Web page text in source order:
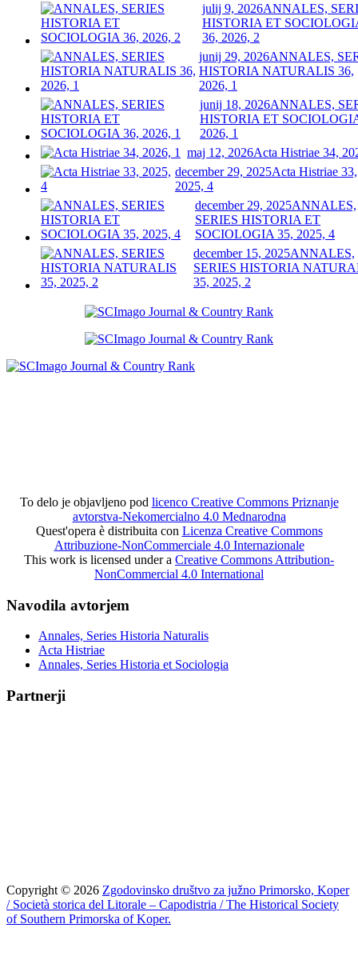
julij 9, 2026ANNALES,
HISTORIA ET
36, 2026, 2
junij 29, 2026ANNALES,
HISTORIA NATURALIS 36,
2026, 1
junij 18, 2026ANNALES,
HISTORIA ET
2026, 1
maj 12, 2026Acta Histriae 34,
december 29, 2025Acta Histriae 33,
2025, 4
december 29, 2025ANNALES,
SERIES HISTORIA ET
SOCIOLOGIA 35, 2025, 4
december 15, 2025ANNALES,
SERIES HISTORIA
35, 2025, 2
To delo je objavljeno pod licenco Creative Commons Priznanje
avtorstva-Nekomercialno 4.0 Mednarodna
Quest'opera è distribuita con Licenza Creative Commons
Attribuzione-NonCommerciale 4.0 Internazionale
This work is licensed under a Creative Commons Attribution-
NonCommercial 4.0 International
Navodila avtorjem
Annales, Series Historia Naturalis
Acta Histriae
Annales, Series Historia et Sociologia
Partnerji
Copyright © 2026 Zgodovinsko društvo za južno Primorsko, Koper
/ Società storica del Litorale – Capodistria / The Historical Society
of Southern Primorska of Koper.